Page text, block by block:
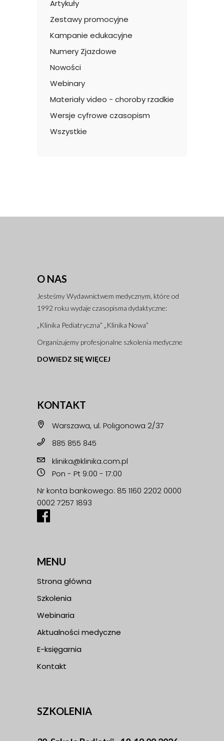
Artykuły
Zestawy promocyjne
Kampanie edukacyjne
Numery Zjazdowe
Nowości
Webinary
Materiały video - choroby rzadkie
Wersje cyfrowe czasopism
Wszystkie
O NAS
Jesteśmy Wydawnictwem medycznym, które od
1992 roku wydaje czasopisma dydaktyczne:
„Klinika Pediatryczna” „Klinika Nowa”
Organizujemy profesjonalne szkolenia medyczne
DOWIEDZ SIĘ WIĘCEJ
KONTAKT
Warszawa, ul. Poligonowa 2/37
885 855 845
klinika@klinika.com.pl
Pon - Pt 9:00 - 17:00
Nr konta bankowego: 85 1160 2202 0000
0002 7257 1893
MENU
Strona główna
Szkolenia
Webinaria
Aktualności medyczne
E-księgarnia
Kontakt
SZKOLENIA